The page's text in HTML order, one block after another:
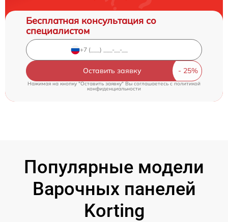
Бесплатная консультация со
специалистом
Оставить заявку
Нажимая на кнопку "Оставить заявку" Вы соглашаетесь cполитикой
конфиденциальности
Популярные модели
Варочных панелей
Korting